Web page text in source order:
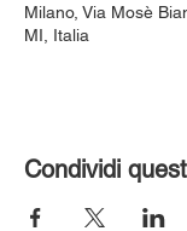
Milano, Via Mosè
MI, Italia
Condividi